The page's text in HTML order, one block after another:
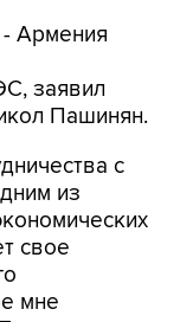
заявил
Пашинян.
с
свое
мне
на